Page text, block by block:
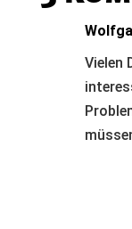
Vielen